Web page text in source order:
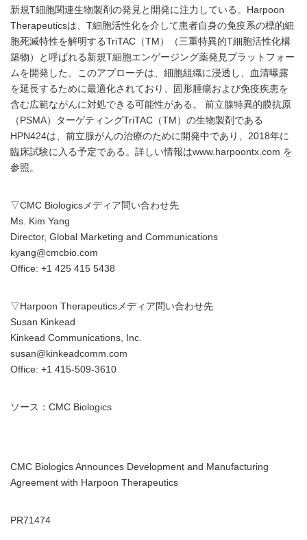
新規T細胞関連生物製剤の発見と開発に注力している。Harpoon
Therapeuticsは、T細胞活性化を介して患者自身の免疫系の標的細
胞死滅特性を解明するTriTAC（TM）（三重特異的T細胞活性化構
築物）と呼ばれる新規T細胞エンゲージング薬発見プラットフォー
ムを開発した。このアプローチは、細胞組織に浸透し、血清曝露
を延長するために最適化されており、固形腫瘍および免疫疾患を
含む広範ながんに対処できる可能性がある。 前立腺特異的膜抗原
（PSMA）ターゲティングTriTAC（TM）の生物製剤である
HPN424は、前立腺がんの治療のために開発中であり、2018年に
臨床試験に入る予定である。詳しい情報はwww.harpoontx.com を
参照。
▽CMC Biologicsメディア問い合わせ先
Ms. Kim Yang
Director, Global Marketing and Communications
kyang@cmcbio.com
Office: +1 425 415 5438
▽Harpoon Therapeuticsメディア問い合わせ先
Susan Kinkead
Kinkead Communications, Inc.
susan@kinkeadcomm.com
Office: +1 415-509-3610
ソース：CMC Biologics
CMC Biologics Announces Development and Manufacturing
Agreement with Harpoon Therapeutics
PR71474